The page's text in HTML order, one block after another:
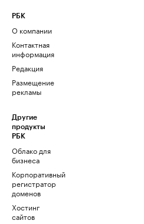
РБК
О компании
Контактная
информация
Редакция
Размещение
рекламы
Другие
продукты
РБК
Облако для
бизнеса
Корпоративный
регистратор
доменов
Хостинг
сайтов